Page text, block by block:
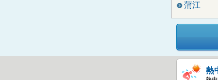
蒲江
熱